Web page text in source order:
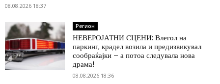
08.08.2026 18:37
Регион
НЕВЕРОЈАТНИ СЦЕНИ: Влегол на
паркинг, крадел возила и предизвикувал
сообраќајки – а потоа следувала нова
драма!
08.08.2026 18:36